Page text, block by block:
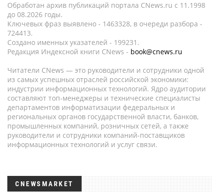
Обработан архив публикаций портала CNews.ru c 11.1998
до 08.2026 годы.
Ключевых фраз выявлено - 1463328, в очереди разбора -
724413.
Создано именных указателей - 199231.
Редакция Индексной книги CNews - book@cnews.ru
Читатели CNews — это руководители и сотрудники одной
из самых успешных отраслей российской экономики:
индустрии информационных технологий. Ядро аудитории
составляют топ-менеджеры и технические специалисты
департаментов информатизации федеральных и
региональных органов государственной власти, банков,
промышленных компаний, розничных сетей, а также
руководители и сотрудники компаний-поставщиков
информационных технологий и услуг связи.
CNEWSMARKET